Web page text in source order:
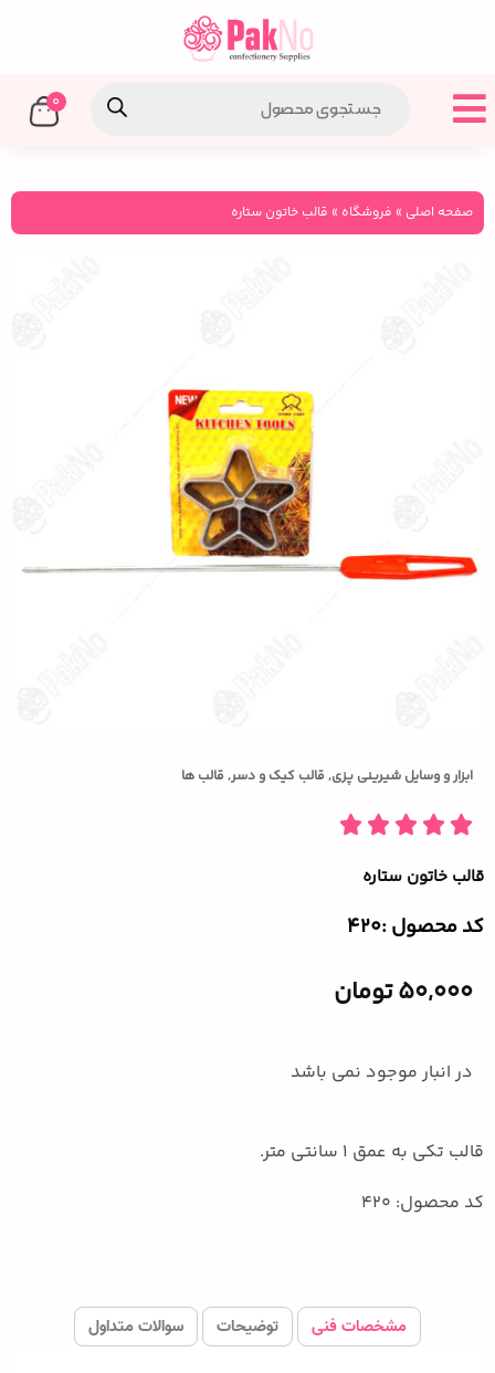
0
صفحه اصلی » فروشگاه » قالب خاتون ستاره
ابزار و وسایل شیرینی پزی, قالب کیک و دسر, قالب ها
قالب خاتون ستاره
کد محصول :‌420
50,000تومان
در انبار موجود نمی باشد
قالب تکی به عمق 1 سانتی متر.
کد محصول: 420
مشخصات فنی توضیحات سوالات متداول